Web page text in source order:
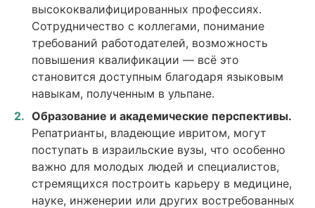
высококвалифицированных профессиях.
Сотрудничество с коллегами, понимание
требований работодателей, возможность
повышения квалификации — всё это
становится доступным благодаря языковым
навыкам, полученным в ульпане.
Образование и академические перспективы.
Репатрианты, владеющие ивритом, могут
поступать в израильские вузы, что особенно
важно для молодых людей и специалистов,
стремящихся построить карьеру в медицине,
науке, инженерии или других востребованных